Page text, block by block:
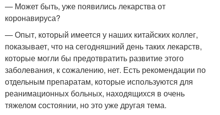
— Может быть, уже появились лекарства от
коронавируса?
— Опыт, который имеется у наших китайских коллег,
показывает, что на сегодняшний день таких лекарств,
которые могли бы предотвратить развитие этого
заболевания, к сожалению, нет. Есть рекомендации по
отдельным препаратам, которые используются для
реанимационных больных, находящихся в очень
тяжелом состоянии, но это уже другая тема.